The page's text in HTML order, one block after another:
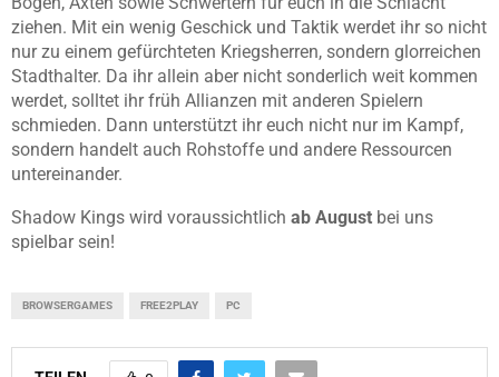
ziehen. Mit ein wenig Geschick und Taktik werdet ihr so nicht
nur zu einem gefürchteten Kriegsherren, sondern glorreichen
Stadthalter. Da ihr allein aber nicht sonderlich weit kommen
werdet, solltet ihr früh Allianzen mit anderen Spielern
schmieden. Dann unterstützt ihr euch nicht nur im Kampf,
sondern handelt auch Rohstoffe und andere Ressourcen
untereinander.
Shadow Kings wird voraussichtlich ab August bei uns
spielbar sein!
BROWSERGAMES FREE2PLAY PC